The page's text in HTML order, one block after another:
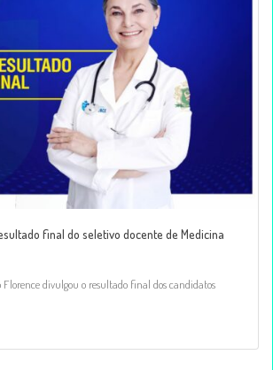
final do seletivo docente de Medicina
Florence divulgou o resultado final dos candidatos